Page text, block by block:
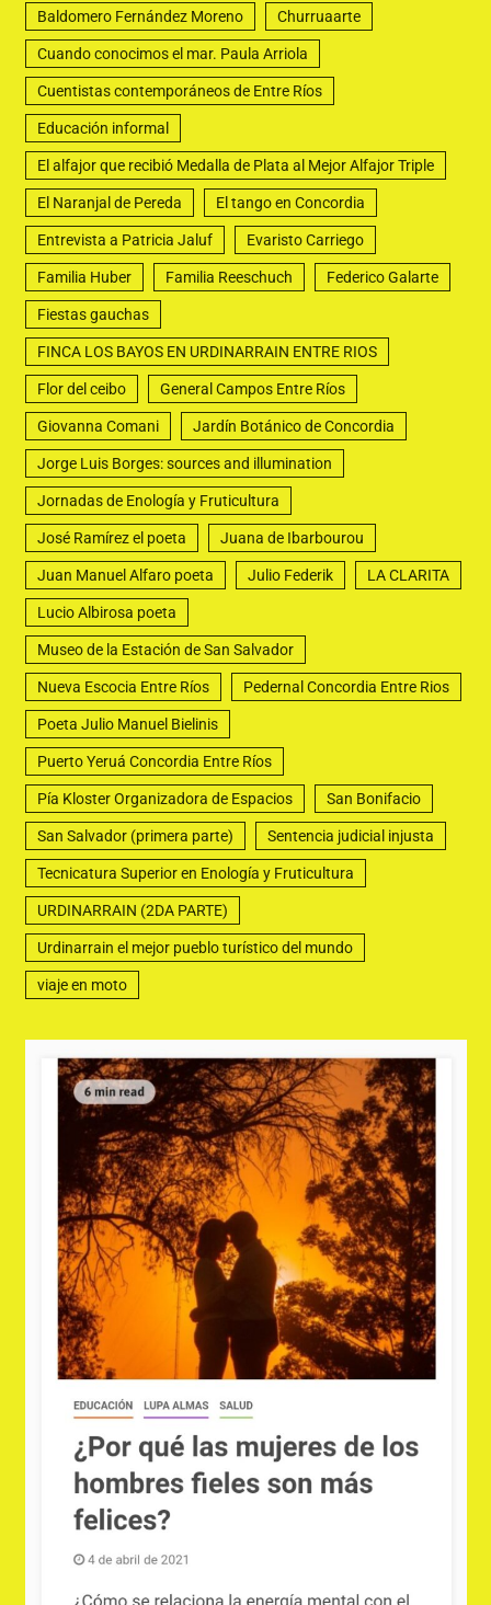
Baldomero Fernández Moreno Churruaarte
Cuando conocimos el mar. Paula Arriola
Cuentistas contemporáneos de Entre Ríos
Educación informal
El alfajor que recibió Medalla de Plata al Mejor Alfajor Triple
El Naranjal de Pereda El tango en Concordia
Entrevista a Patricia Jaluf Evaristo Carriego
Familia Huber Familia Reeschuch Federico Galarte
Fiestas gauchas
FINCA LOS BAYOS EN URDINARRAIN ENTRE RIOS
Flor del ceibo General Campos Entre Ríos
Giovanna Comani Jardín Botánico de Concordia
Jorge Luis Borges: sources and illumination
Jornadas de Enología y Fruticultura
José Ramírez el poeta Juana de Ibarbourou
Juan Manuel Alfaro poeta Julio Federik LA CLARITA
Lucio Albirosa poeta
Museo de la Estación de San Salvador
Nueva Escocia Entre Ríos Pedernal Concordia Entre Rios
Poeta Julio Manuel Bielinis
Puerto Yeruá Concordia Entre Ríos
Pía Kloster Organizadora de Espacios San Bonifacio
San Salvador (primera parte) Sentencia judicial injusta
Tecnicatura Superior en Enología y Fruticultura
URDINARRAIN (2DA PARTE)
Urdinarrain el mejor pueblo turístico del mundo
viaje en moto